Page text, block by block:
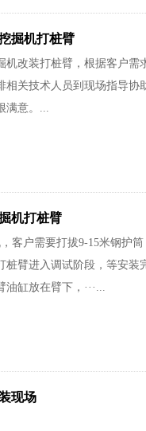
掘机打桩臂
机改装打桩臂，根据客户
相关技术人员到现场指导
满意。...
机打桩臂
客户需要打拔9-15米钢护
桩臂进入调试阶段，等安装
缸放在臂下，···...
现场